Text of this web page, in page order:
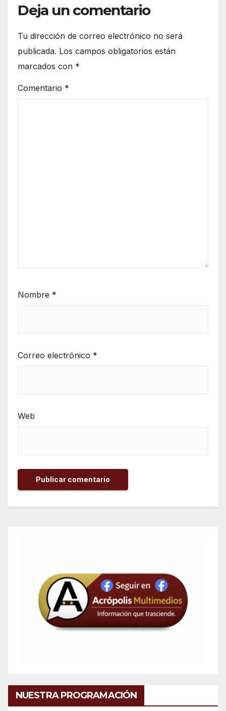
Deja un comentario
Tu dirección de correo electrónico no será
publicada. Los campos obligatorios están
marcados con *
Comentario *
Nombre *
Correo electrónico *
Web
NUESTRA PROGRAMACIÓN